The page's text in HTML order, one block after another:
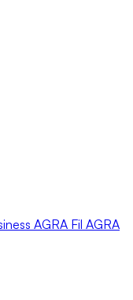
AGRA Fil AGRA